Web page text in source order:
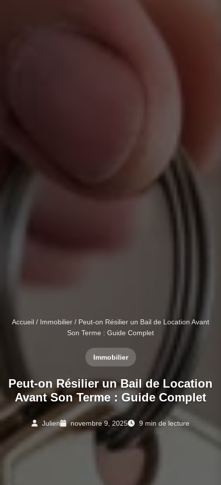
Accueil / Immobilier / Peut-on Résilier un Bail de Location Avant
Son Terme : Guide Complet
Immobilier
Peut-on Résilier un Bail de Location
Avant Son Terme : Guide Complet
Julien novembre 9, 2025 9 min de lecture